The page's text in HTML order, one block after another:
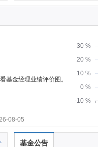
基金经理业绩评价图。
-10 %
0 %
10 %
20 %
30 %
08-05
基金公告